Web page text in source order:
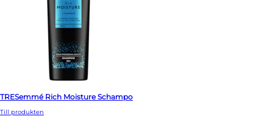
TRESemmé Rich Moisture Schampo
Till produkten